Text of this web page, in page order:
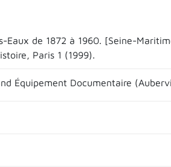
Eaux de 1872 à 1960. [Seine-
Paris 1 (1999).
Équipement Documentaire